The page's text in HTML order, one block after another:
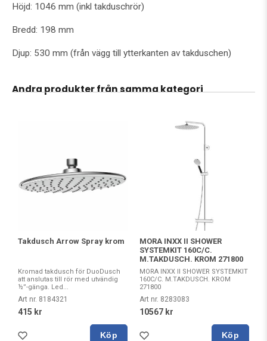
Höjd: 1046 mm (inkl takduschrör)
Bredd: 198 mm
Djup: 530 mm (från vägg till ytterkanten av takduschen)
Andra produkter från samma kategori
Takdusch Arrow Spray krom
Kromad takdusch för DuoDusch
att anslutas till rör med utvändig
½”-gänga. Led...
Art nr. 8184321
415 kr
Köp
MORA INXX II SHOWER
SYSTEMKIT 160C/C.
M.TAKDUSCH. KROM 271800
MORA INXX II SHOWER SYSTEMKIT
160C/C. M.TAKDUSCH. KROM
271800
Art nr. 8283083
10567 kr
Köp